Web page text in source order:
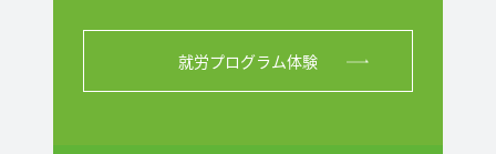
就労プログラム体験